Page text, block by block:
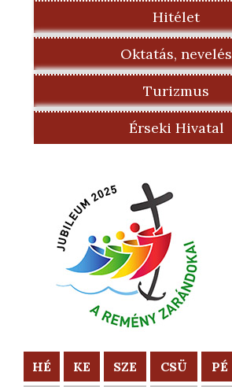
Hitélet
Oktatás, nevelés
Turizmus
Érseki Hivatal
HÉ KE SZE CSÜ PÉ